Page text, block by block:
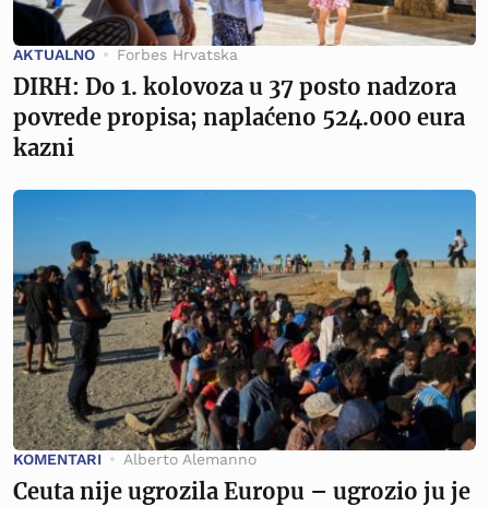
AKTUALNO Forbes Hrvatska
DIRH: Do 1. kolovoza u 37 posto nadzora
povrede propisa; naplaćeno 524.000 eura
kazni
KOMENTARI Alberto Alemanno
Ceuta nije ugrozila Europu – ugrozio ju je